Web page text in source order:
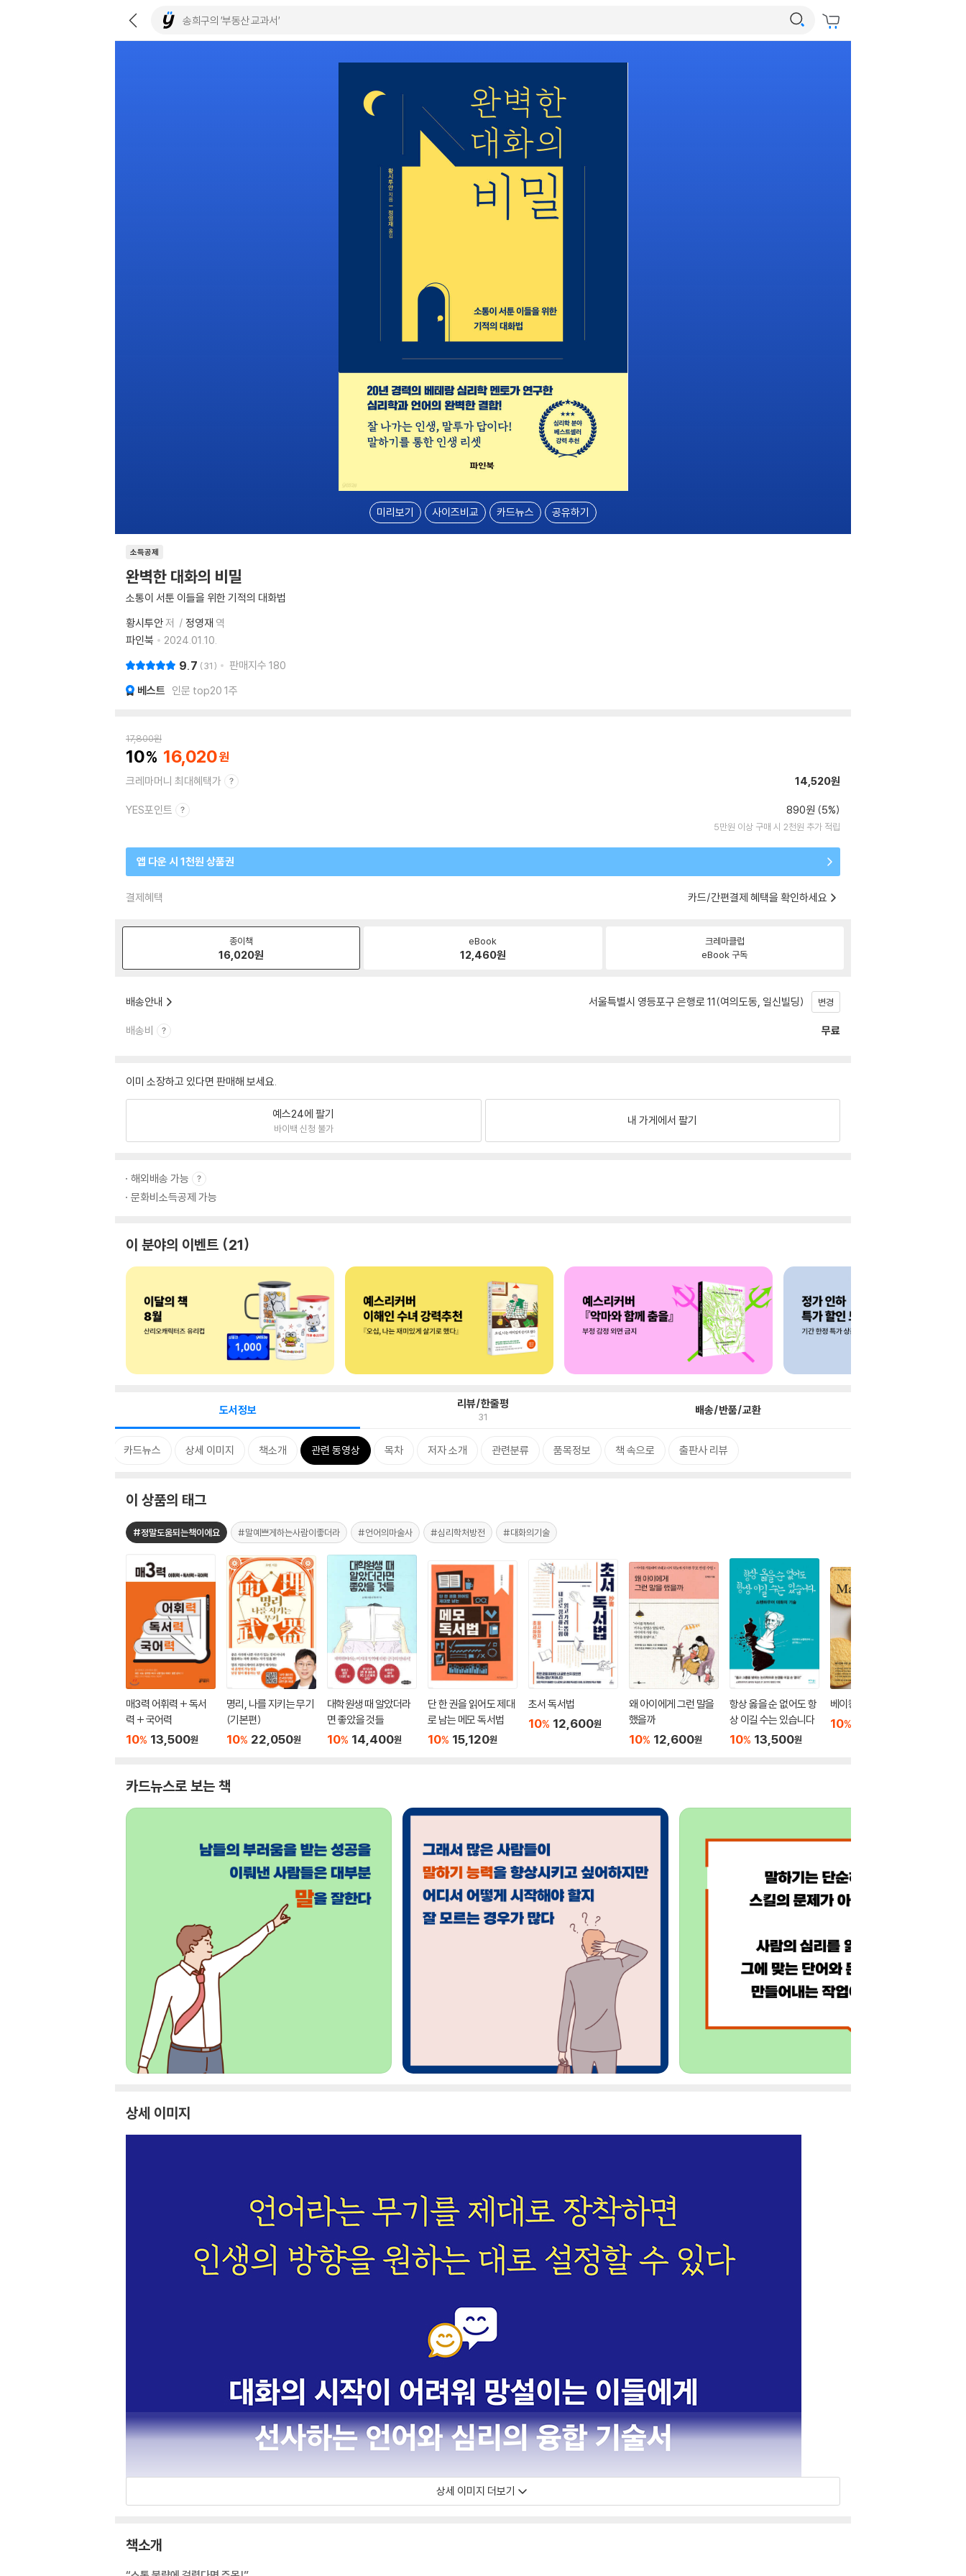
미리보기 사이즈비교 카드뉴스 공유하기
소득공제
완벽한 대화의 비밀
소통이 서툰 이들을 위한 기적의 대화법
황시투안저 정영재 역
파인북
2024.01.10.
9.7 31 판매지수 180
베스트 인문 top20 1주
17,800원
10 16,020
크레마머니 최대혜택가 14,520원
YES포인트 890원 (5%)
5만원 이상 구매 시 2천원 추가 적립
앱 다운 시 1천원 상품권
결제혜택 카드/간편결제 혜택을 확인하세요
종이책
16,020원
eBook
12,460원
크레마클럽
eBook 구독
배송안내 서울특별시 영등포구 은행로 11(여의도동, 일신빌딩) 변경
배송비 무료
이미 소장하고 있다면 판매해 보세요.
예스24에 팔기
바이백 신청 불가
내 가게에서 팔기
해외배송 가능
문화비소득공제 가능
이 분야의 이벤트 21
도서정보 리뷰/한줄평
31 배송/반품/교환
카드뉴스 상세 이미지 책소개 관련 동영상 목차 저자 소개 관련분류 품목정보 책 속으로 출판사 리뷰
이 상품의 태그
#정말도움되는책이에요 #말예쁘게하는사람이좋더라 #언어의마술사 #심리학처방전 #대화의기술
매3력 어휘력 + 독서
력 + 국어력
10% 13,500원
명리, 나를 지키는 무기
(기본편)
10% 22,050원
대학원생 때 알았더라
면 좋았을 것들
10% 14,400원
단 한 권을 읽어도 제대
로 남는 메모 독서법
10% 15,120원
초서 독서법
10% 12,600원
왜 아이에게 그런 말을
했을까
10% 12,600원
항상 옳을 순 없어도 항
상 이길 수는 있습니다
10% 13,500원
베이킹 마니아 레슨
10%
카드뉴스로 보는 책
상세 이미지
상세 이미지 더보기
책소개